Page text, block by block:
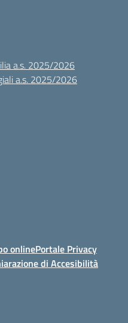
a.s. 2025/2026
a.s. 2025/2026
onlinePortale Privacy
di Accesibilità